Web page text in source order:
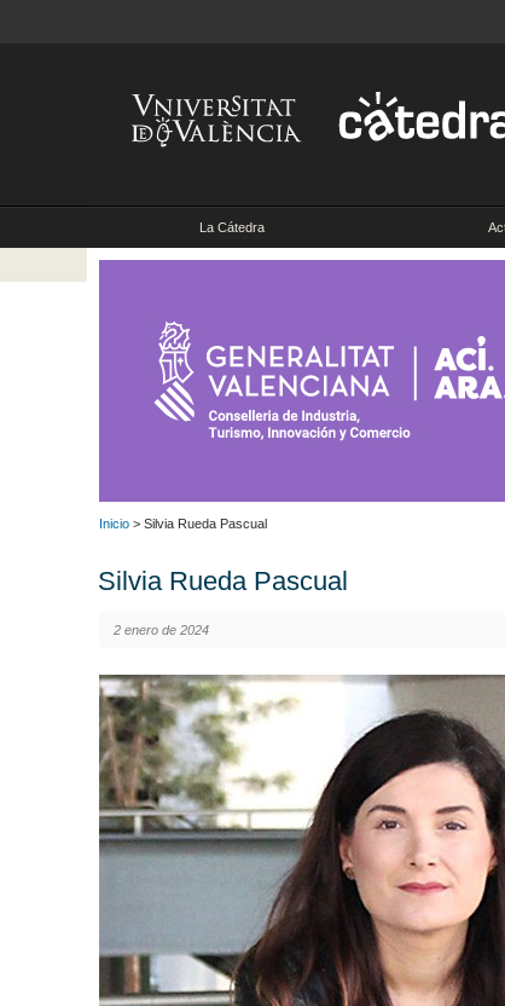
La Cátedra
Inicio > Silvia Rueda Pascual
Silvia Rueda Pascual
2 enero de 2024